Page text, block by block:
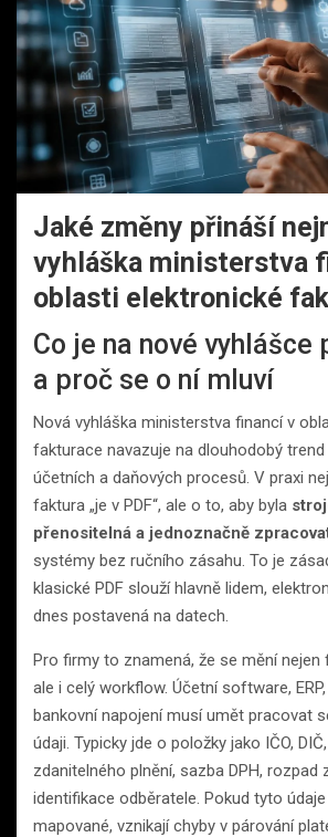
Jaké změny přináší
vyhláška ministerstva
oblasti elektronické
Co je na nové vyhlášce
a proč se o ní mluví
Nová vyhláška ministerstva financí v
fakturace navazuje na dlouhodobý
účetních a daňových procesů. V praxi
faktura „je v PDF“, ale o to, aby byla
přenositelná a jednoznačně
systémy bez ručního zásahu. To je
klasické PDF slouží hlavně lidem,
dnes postavená na datech.
Pro firmy to znamená, že se mění nejen
ale i celý workflow. Účetní software,
bankovní napojení musí umět pracovat
údaji. Typicky jde o položky jako IČO,
zdanitelného plnění, sazba DPH, rozpad
identifikace odběratele. Pokud tyto
mapované, vznikají chyby v párování